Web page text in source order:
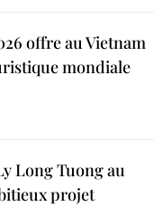
offre au Vietnam
mondiale
Long Tuong au
projet